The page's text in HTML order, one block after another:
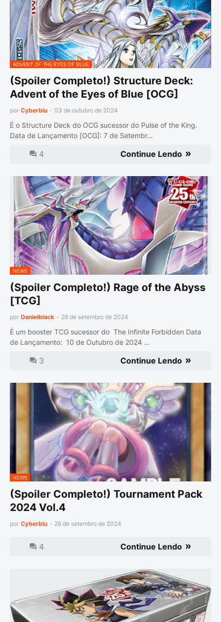
ADVENT OF THE EYES OF BLUE
(Spoiler Completo!) Structure Deck:
Advent of the Eyes of Blue [OCG]
por Cyberblu - 03 de outubro de 2024
É o Structure Deck do OCG sucessor do Pulse of the King.
Data de Lançamento [OCG]: 7 de Setembr…
4 Continue Lendo
NEWS
(Spoiler Completo!) Rage of the Abyss
[TCG]
por Danielblack - 28 de setembro de 2024
É um booster TCG sucessor do The Infinite Forbidden Data
de Lançamento: 10 de Outubro de 2024 …
3 Continue Lendo
NEWS
(Spoiler Completo!) Tournament Pack
2024 Vol.4
por Cyberblu - 26 de setembro de 2024
4 Continue Lendo